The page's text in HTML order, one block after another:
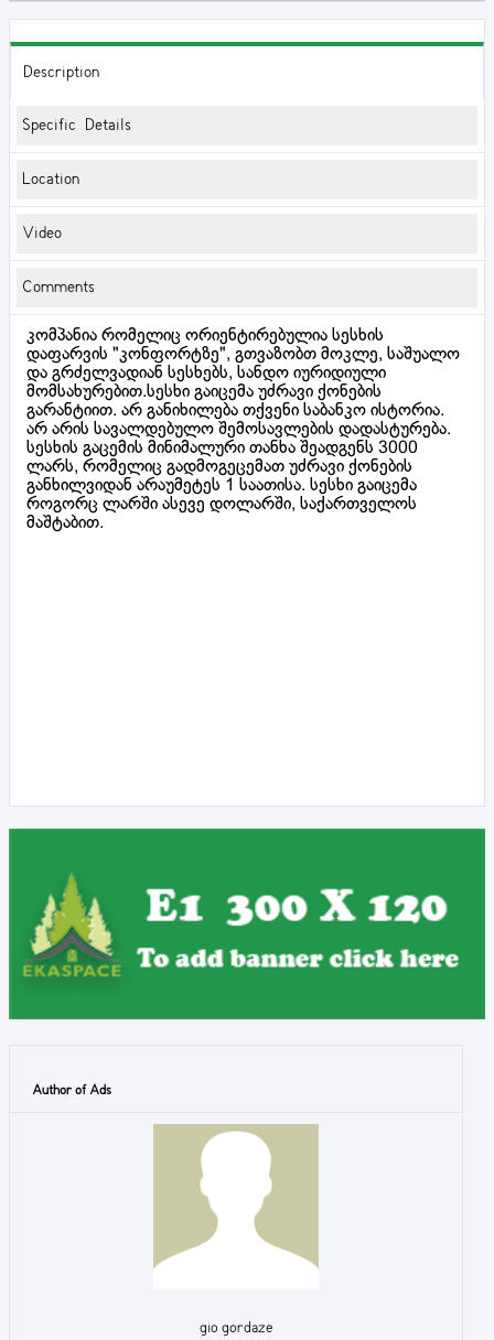
Description
Specific Details
Location
Video
Comments
კომპანია რომელიც ორიენტირებულია სესხის
დაფარვის "კონფორტზე", გთვაზობთ მოკლე, საშუალო
და გრძელვადიან სესხებს, სანდო იურიდიული
მომსახურებით.სესხი გაიცემა უძრავი ქონების
გარანტიით. არ განიხილება თქვენი საბანკო ისტორია.
არ არის სავალდებულო შემოსავლების დადასტურება.
სესხის გაცემის მინიმალური თანხა შეადგენს 3000
ლარს, რომელიც გადმოგეცემათ უძრავი ქონების
განხილვიდან არაუმეტეს 1 საათისა. სესხი გაიცემა
როგორც ლარში ასევე დოლარში, საქართველოს
მაშტაბით.
Author of Ads
gio gordaze